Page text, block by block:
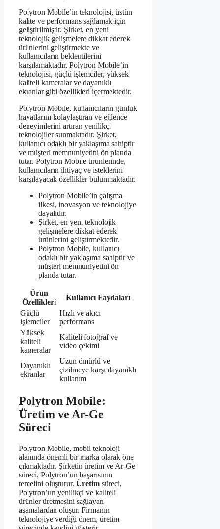
Polytron Mobile’in teknolojisi, üstün
kalite ve performans sağlamak için
geliştirilmiştir. Şirket, en yeni
teknolojik gelişmelere dikkat ederek
ürünlerini geliştirmekte ve
kullanıcıların beklentilerini
karşılamaktadır. Polytron Mobile’in
teknolojisi, güçlü işlemciler, yüksek
kaliteli kameralar ve dayanıklı
ekranlar gibi özellikleri içermektedir.
Polytron Mobile, kullanıcıların günlük
hayatlarını kolaylaştıran ve eğlence
deneyimlerini artıran yenilikçi
teknolojiler sunmaktadır. Şirket,
kullanıcı odaklı bir yaklaşıma sahiptir
ve müşteri memnuniyetini ön planda
tutar. Polytron Mobile ürünlerinde,
kullanıcıların ihtiyaç ve isteklerini
karşılayacak özellikler bulunmaktadır.
Polytron Mobile’in çalışma
ilkesi, inovasyon ve teknolojiye
dayalıdır.
Şirket, en yeni teknolojik
gelişmelere dikkat ederek
ürünlerini geliştirmektedir.
Polytron Mobile, kullanıcı
odaklı bir yaklaşıma sahiptir ve
müşteri memnuniyetini ön
planda tutar.
Ürün
Özellikleri
Kullanıcı Faydaları
Güçlü
işlemciler
Hızlı ve akıcı
performans
Yüksek
kaliteli
kameralar
Kaliteli fotoğraf ve
video çekimi
Dayanıklı
ekranlar
Uzun ömürlü ve
çizilmeye karşı dayanıklı
kullanım
Polytron Mobile:
Üretim ve Ar-Ge
Süreci
Polytron Mobile, mobil teknoloji
alanında önemli bir marka olarak öne
çıkmaktadır. Şirketin üretim ve Ar-Ge
süreci, Polytron’un başarısının
temelini oluşturur. Üretim süreci,
Polytron’un yenilikçi ve kaliteli
ürünler üretmesini sağlayan
aşamalardan oluşur. Firmanın
teknolojiye verdiği önem, üretim